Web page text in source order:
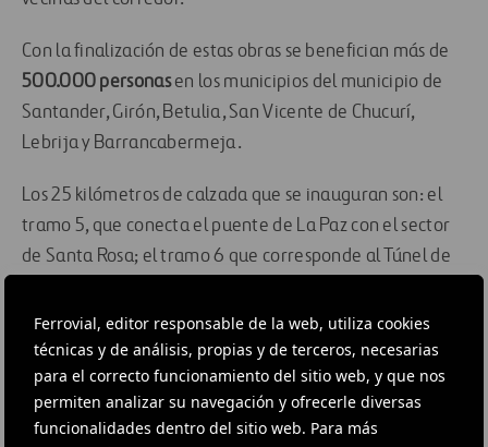
Ferrovial, editor responsable de la web, utiliza cookies
técnicas y de análisis, propias y de terceros, necesarias
para el correcto funcionamiento del sitio web, y que nos
permiten analizar su navegación y ofrecerle diversas
funcionalidades dentro del sitio web. Para más
Con la finalización de estas obras se benefician más de
500.000 personasen los municipios del municipio de
Santander, Girón, Betulia, San Vicente de Chucurí,
Lebrija y Barrancabermeja.
Los 25 kilómetros de calzada que se inauguran son: el
tramo 5, que conecta el puente de La Paz con el sector
de Santa Rosa; el tramo 6 que corresponde al Túnel de
de Río Sucio y Lisboa.
Desde aquí queremos felicitar a todo el equipo ha hecho
posible este gran hito.